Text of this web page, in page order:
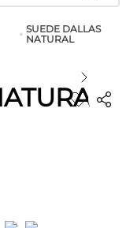
SUEDE DALLAS
NATURAL